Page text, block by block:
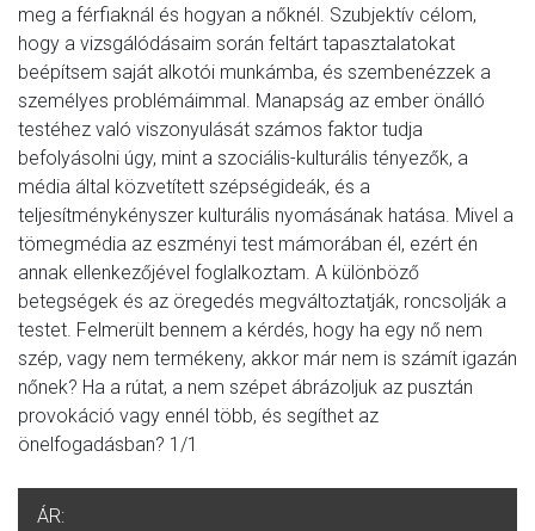
meg a férfiaknál és hogyan a nőknél. Szubjektív célom,
hogy a vizsgálódásaim során feltárt tapasztalatokat
beépítsem saját alkotói munkámba, és szembenézzek a
személyes problémáimmal. Manapság az ember önálló
testéhez való viszonyulását számos faktor tudja
befolyásolni úgy, mint a szociális-kulturális tényezők, a
média által közvetített szépségideák, és a
teljesítménykényszer kulturális nyomásának hatása. Mivel a
tömegmédia az eszményi test mámorában él, ezért én
annak ellenkezőjével foglalkoztam. A különböző
betegségek és az öregedés megváltoztatják, roncsolják a
testet. Felmerült bennem a kérdés, hogy ha egy nő nem
szép, vagy nem termékeny, akkor már nem is számít igazán
nőnek? Ha a rútat, a nem szépet ábrázoljuk az pusztán
provokáció vagy ennél több, és segíthet az
önelfogadásban? 1/1
ÁR: